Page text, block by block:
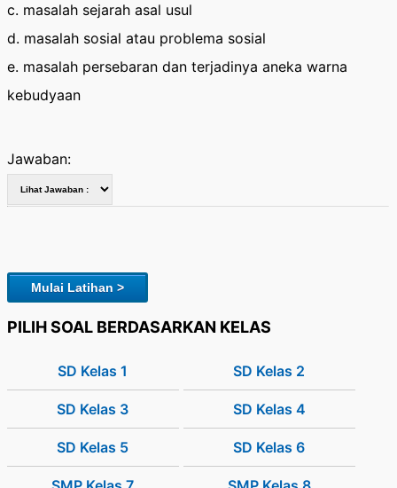
c. masalah sejarah asal usul
d. masalah sosial atau problema sosial
e. masalah persebaran dan terjadinya aneka warna
kebudyaan
Jawaban:
Mulai Latihan >
PILIH SOAL BERDASARKAN KELAS
SD Kelas 1 SD Kelas 2
SD Kelas 3 SD Kelas 4
SD Kelas 5 SD Kelas 6